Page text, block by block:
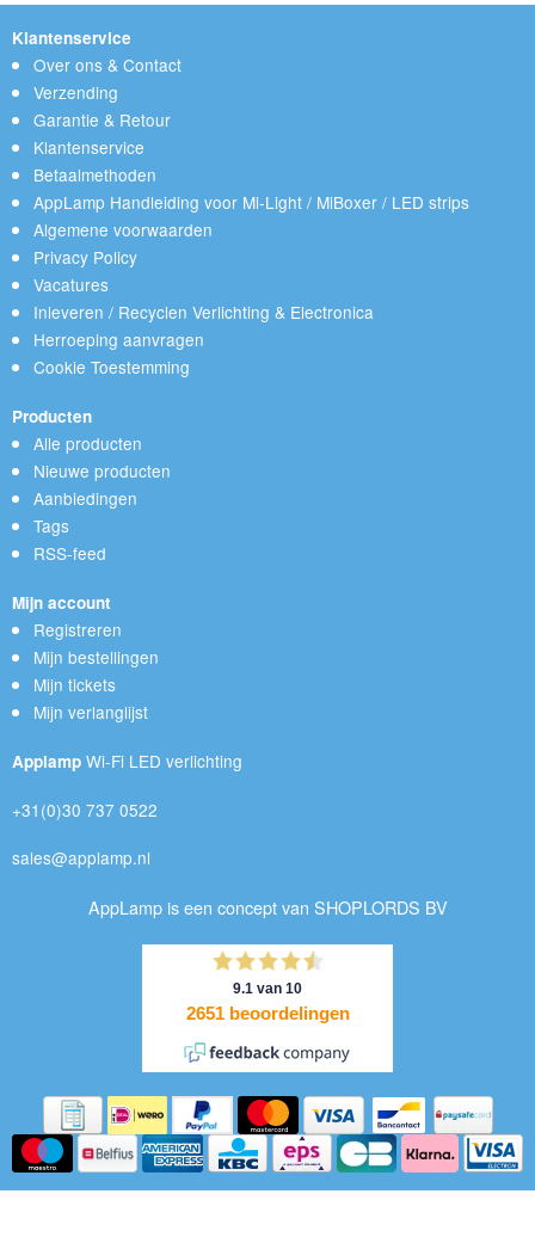
Klantenservice
Over ons & Contact
Verzending
Garantie & Retour
Klantenservice
Betaalmethoden
AppLamp Handleiding voor Mi-Light / MiBoxer / LED strips
Algemene voorwaarden
Privacy Policy
Vacatures
Inleveren / Recyclen Verlichting & Electronica
Herroeping aanvragen
Cookie Toestemming
Producten
Alle producten
Nieuwe producten
Aanbiedingen
Tags
RSS-feed
Mijn account
Registreren
Mijn bestellingen
Mijn tickets
Mijn verlanglijst
Applamp Wi-Fi LED verlichting
+31(0)30 737 0522
sales@applamp.nl
AppLamp is een concept van SHOPLORDS BV